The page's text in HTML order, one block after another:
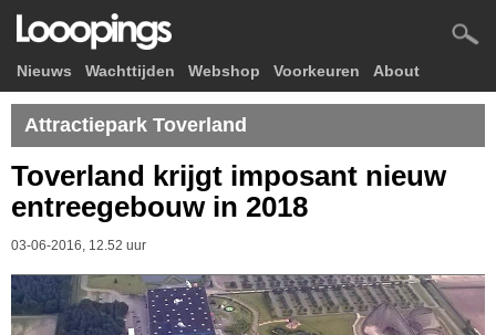
Nieuws Wachttijden Webshop Voorkeuren About
Attractiepark Toverland
Toverland krijgt imposant nieuw
entreegebouw in 2018
03-06-2016, 12.52 uur